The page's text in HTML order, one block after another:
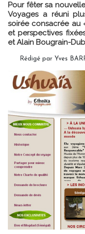
Pour fêter sa
Voyages a réuni
soirée consacrée au
et perspectives
et Alain Bougrain-
Rédigé par Yves